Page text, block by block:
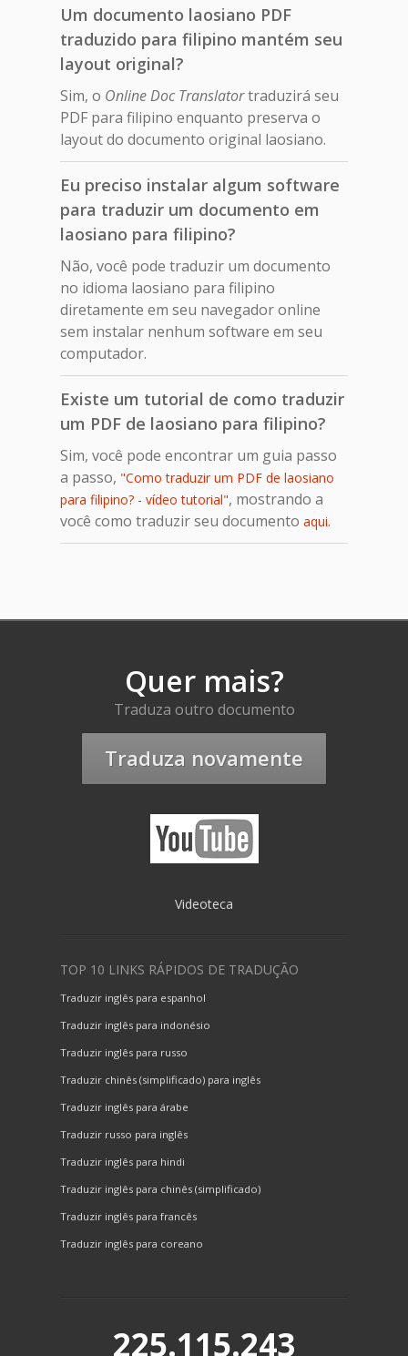
Um documento laosiano PDF
traduzido para filipino mantém seu
layout original?
Sim, o Online Doc Translatortraduzirá seu
PDF para filipino enquanto preserva o
layout do documento original laosiano.
Eu preciso instalar algum software
para traduzir um documento em
laosiano para filipino?
Não, você pode traduzir um documento
no idioma laosiano para filipino
diretamente em seu navegador online
sem instalar nenhum software em seu
computador.
Existe um tutorial de como traduzir
um PDF de laosiano para filipino?
Sim, você pode encontrar um guia passo
a passo, "Como traduzir um PDF de laosiano
para filipino? - vídeo tutorial", mostrando a
você como traduzir seu documento aqui.
Quer mais?
Traduza outro documento
Traduza novamente
Videoteca
TOP 10 LINKS RÁPIDOS DE TRADUÇÃO
Traduzir inglês para espanhol
Traduzir inglês para indonésio
Traduzir inglês para russo
Traduzir chinês (simplificado) para inglês
Traduzir inglês para árabe
Traduzir russo para inglês
Traduzir inglês para hindi
Traduzir inglês para chinês (simplificado)
Traduzir inglês para francês
Traduzir inglês para coreano
225.115.243